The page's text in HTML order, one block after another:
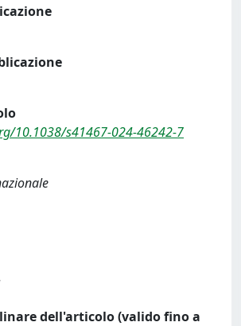
10.1038/s41467-024-46242-7
dell'articolo (valido fino a